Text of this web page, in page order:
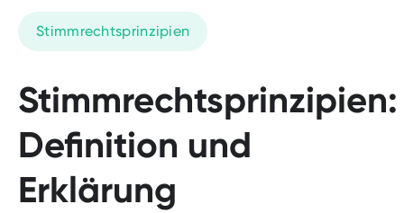
Stimmrechtsprinzipien
Stimmrechtsprinzipien:
Definition und
Erklärung